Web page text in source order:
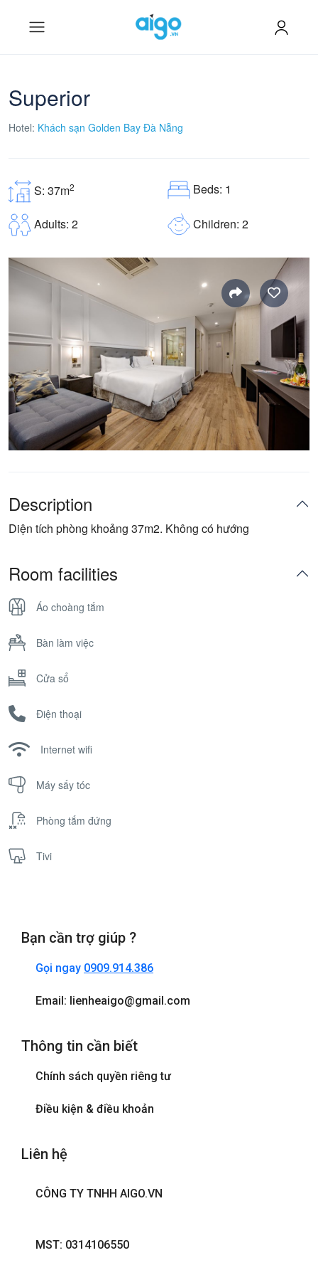
Superior
Hotel: Khách sạn Golden Bay Đà Nẵng
S: 37m2 Beds: 1
Adults: 2 Children: 2
Description
Diện tích phòng khoảng 37m2. Không có hướng
Room facilities
Áo choàng tắm
Bàn làm việc
Cửa sổ
Điện thoại
Internet wifi
Máy sấy tóc
Phòng tắm đứng
Tivi
Bạn cần trợ giúp ?
Gọi ngay 0909.914.386
Email: lienheaigo@gmail.com
Thông tin cần biết
Chính sách quyền riêng tư
Điều kiện & điều khoản
Liên hệ
CÔNG TY TNHH AIGO.VN
MST: 0314106550